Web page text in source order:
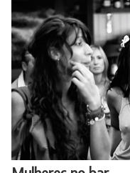
para
conteúdo